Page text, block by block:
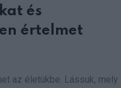
és
értelmet
az életükbe. Lássuk, mely